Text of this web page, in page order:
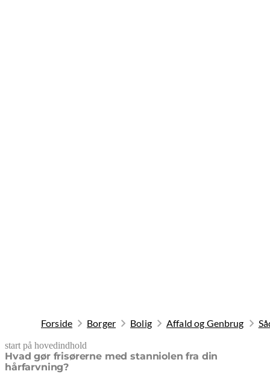
Forside Borger Bolig Affald og Genbrug
start på hovedindhold
Hvad gør frisørerne med stanniolen fra din
hårfarvning?
senest opdateret 7. april 2026